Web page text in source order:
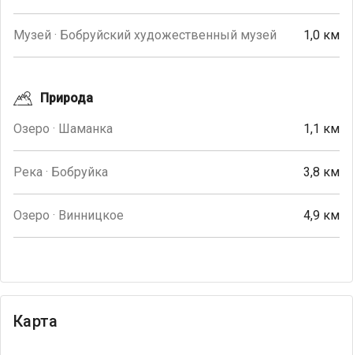
Музей · Бобруйский художественный музей 1,0 км
Природа
Озеро · Шаманка 1,1 км
Река · Бобруйка 3,8 км
Озеро · Винницкое 4,9 км
Карта